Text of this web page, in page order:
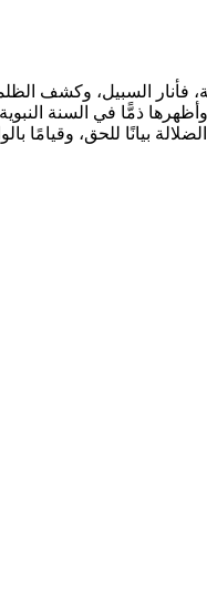
فأنار السبيل، وكشف
وأظهرها ذمًّا في السنة